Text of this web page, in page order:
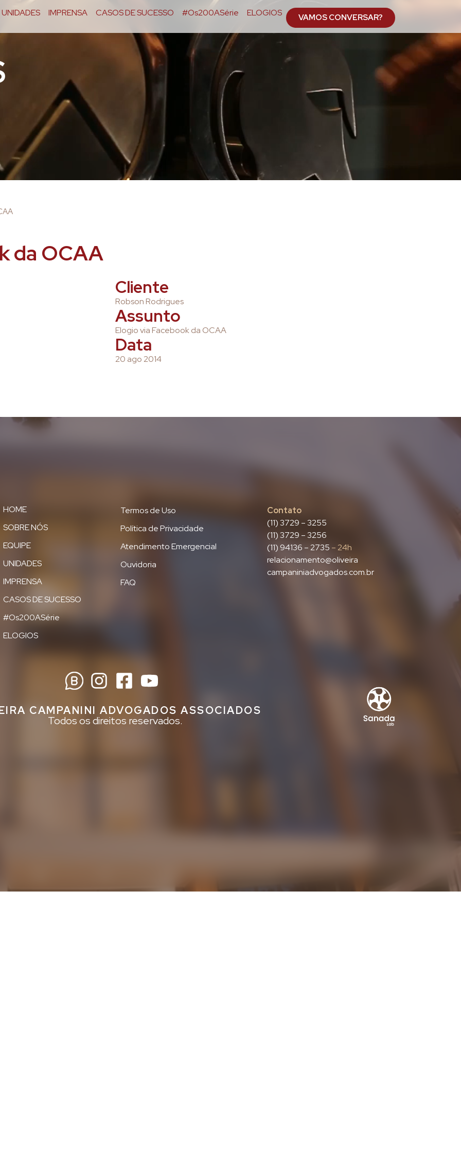
UNIDADES IMPRENSA CASOS DE SUCESSO #Os200ASérie ELOGIOS VAMOS CONVERSAR?
da OCAA
Cliente
Robson Rodrigues
Assunto
Elogio via Facebook da OCAA
Data
20 ago 2014
HOME
SOBRE NÓS
EQUIPE
UNIDADES
IMPRENSA
CASOS DE SUCESSO
#Os200ASérie
ELOGIOS
Termos de Uso
Política de Privacidade
Atendimento Emergencial
Ouvidoria
FAQ
Contato
(11) 3729 – 3255
(11) 3729 – 3256
(11) 94136 – 2735 – 24h
relacionamento@oliveira
campaniniadvogados.com.br
CAMPANINI ADVOGADOS ASSOCIADOS
Todos os direitos reservados.